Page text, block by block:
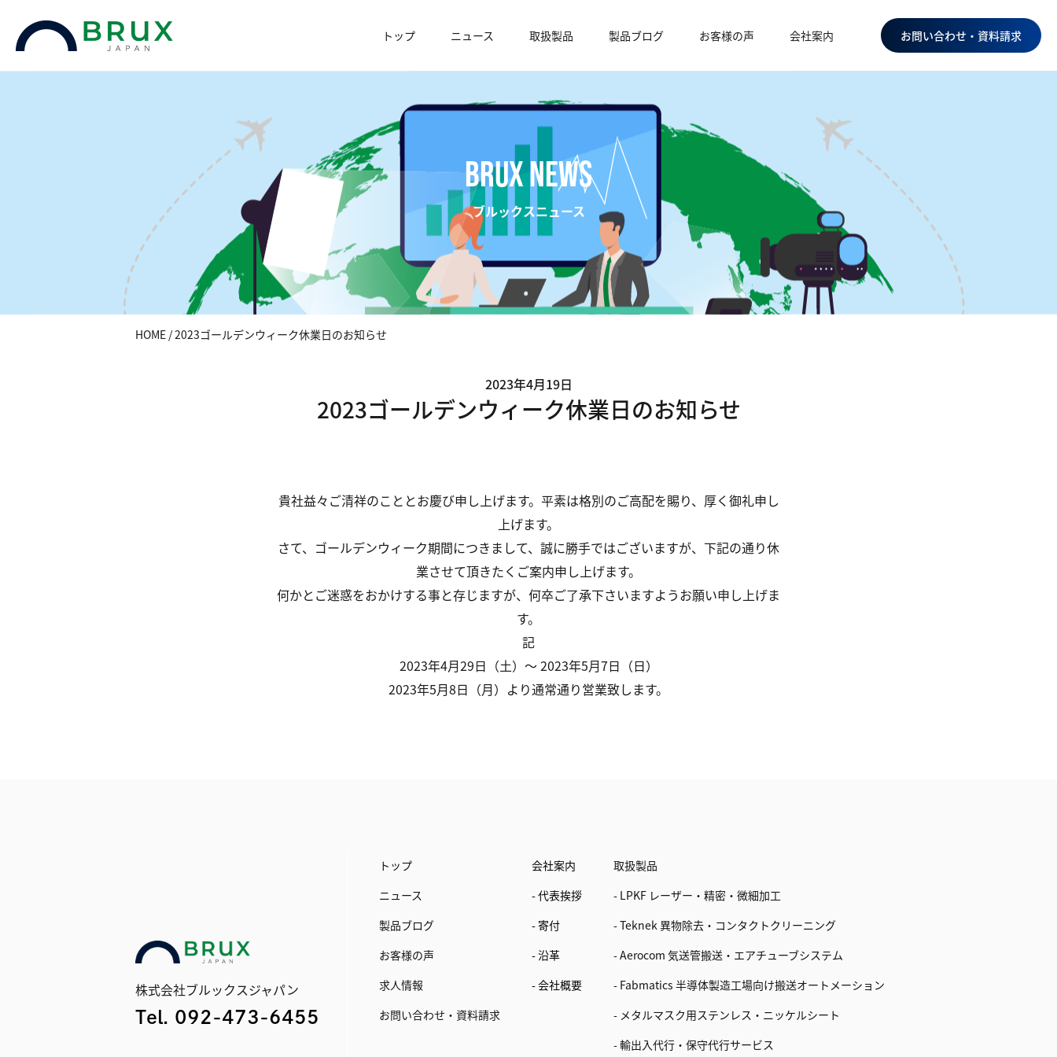
トップ ニュース 取扱製品 製品ブログ お客様の声 会社案内 お問い合わせ・資料請求
BRUX NEWS
ブルックスニュース
HOME /2023ゴールデンウィーク休業日のお知らせ
2023年4月19日
2023ゴールデンウィーク休業日のお知らせ
貴社益々ご清祥のこととお慶び申し上げます。平素は格別のご高配を賜り、厚く御礼申し
上げます。
さて、ゴールデンウィーク期間につきまして、誠に勝手ではございますが、下記の通り休
業させて頂きたくご案内申し上げます。
何かとご迷惑をおかけする事と存じますが、何卒ご了承下さいますようお願い申し上げま
す。
記
2023年4月29日（土）～ 2023年5月7日（日）
2023年5月8日（月）より通常通り営業致します。
株式会社ブルックスジャパン
Tel. 092-473-6455
トップ
ニュース
製品ブログ
お客様の声
求人情報
お問い合わせ・資料請求
会社案内
- 代表挨拶
- 寄付
- 沿革
- 会社概要
取扱製品
- LPKF レーザー・精密・微細加工
- Teknek 異物除去・コンタクトクリーニング
- Aerocom 気送管搬送・エアチューブシステム
- Fabmatics 半導体製造工場向け搬送オートメーション
- メタルマスク用ステンレス・ニッケルシート
- 輸出入代行・保守代行サービス